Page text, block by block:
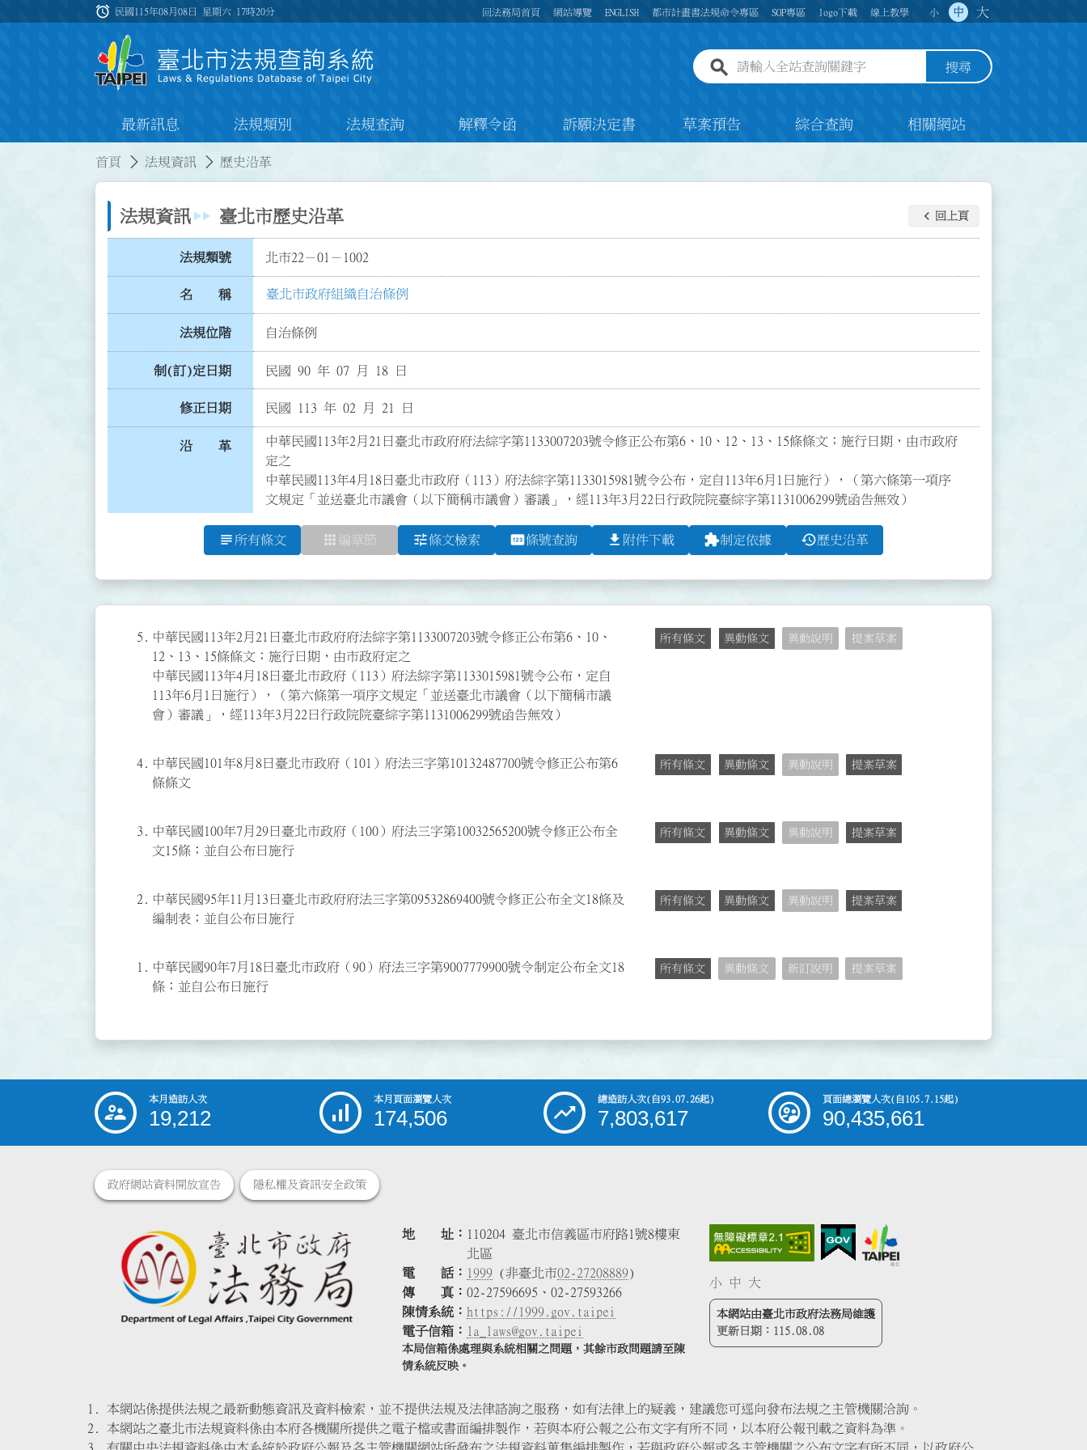
:::
alarm 民國115年08月08日 星期六 17時20分 回法務局首頁 網站導覽 ENGLISH 都市計畫書法規命令專區 SOP專區 logo下載 線上教學 小 中 大
全站查詢關鍵字欄位 搜尋
最新訊息 法規類別 法規查詢 解釋令函 訴願決定書 草案預告 綜合查詢 相關網站
首頁 法規資訊 歷史沿革
法規資訊 臺北市歷史沿革 keyboard_arrow_left 回上頁
法規類號 北市22－01－1002
名 稱 臺北市政府組織自治條例
法規位階 自治條例
制(訂)定日期 民國 90 年 07 月 18 日
修正日期 民國 113 年 02 月 21 日
沿 革
中華民國113年2月21日臺北市政府府法綜字第1133007203號令修正公布第6、10、12、13、15條條文；施行日期，由市政府
定之
中華民國113年4月18日臺北市政府（113）府法綜字第1133015981號令公布，定自113年6月1日施行），（第六條第一項序
文規定「並送臺北市議會（以下簡稱市議會）審議」，經113年3月22日行政院院臺綜字第1131006299號函告無效）
subject 所有條文 apps 編章節 tune條文檢索 pin條號查詢 file_download 附件下載 extension制定依據 history歷史沿革
5.
中華民國113年2月21日臺北市政府府法綜字第1133007203號令修正公布第6、10、
12、13、15條條文；施行日期，由市政府定之
中華民國113年4月18日臺北市政府（113）府法綜字第1133015981號令公布，定自
113年6月1日施行），（第六條第一項序文規定「並送臺北市議會（以下簡稱市議
會）審議」，經113年3月22日行政院院臺綜字第1131006299號函告無效）
所有條文 異動條文 異動說明 提案草案
4.
中華民國101年8月8日臺北市政府（101）府法三字第10132487700號令修正公布第6
條條文
所有條文 異動條文 異動說明 提案草案
3.
中華民國100年7月29日臺北市政府（100）府法三字第10032565200號令修正公布全
文15條；並自公布日施行
所有條文 異動條文 異動說明 提案草案
2.
中華民國95年11月13日臺北市政府府法三字第09532869400號令修正公布全文18條及
編制表；並自公布日施行
所有條文 異動條文 異動說明 提案草案
1.
中華民國90年7月18日臺北市政府（90）府法三字第9007779900號令制定公布全文18
條；並自公布日施行
所有條文 異動條文 新訂說明 提案草案
::: 本月造訪人次
19,212
本月頁面瀏覽人次
174,506
總造訪人次(自93.07.26起)
7,803,617
頁面總瀏覽人次(自105.7.15起)
90,435,661
政府網站資料開放宣告 隱私權及資訊安全政策
地 址
110204 臺北市信義區市府路1號8樓東
北區
電 話
1999 (非臺北市02-27208889)
傳 真
02-27596695、02-27593266
陳情系統
https://1999.gov.taipei
電子信箱
la_laws@gov.taipei
本局信箱係處理與系統相關之問題，其餘市政問題請至陳
情系統反映。
小 中 大
本網站由臺北市政府法務局維護
更新日期： 115.08.08
本網站係提供法規之最新動態資訊及資料檢索，並不提供法規及法律諮詢之服務，如有法律上的疑義，建議您可逕向發布法規之主管機關洽詢。
本網站之臺北市法規資料係由本府各機關所提供之電子檔或書面編排製作，若與本府公報之公布文字有所不同，以本府公報刊載之資料為準。
有關中央法規資料係由本系統於政府公報及各主管機關網站所發布之法規資料蒐集編排製作，若與政府公報或各主管機關之公布文字有所不同，以政府公